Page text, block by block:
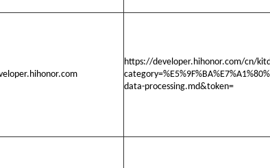
https://developer.hihonor.com/cn/
data-processing.md&token=